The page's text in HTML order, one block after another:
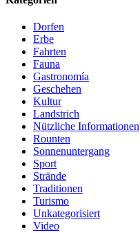
Dorfen
Erbe
Fahrten
Fauna
Gastronomía
Geschehen
Kultur
Landstrich
Nützliche Informationen
Rounten
Sonnenuntergang
Sport
Strände
Traditionen
Turismo
Unkategorisiert
Video